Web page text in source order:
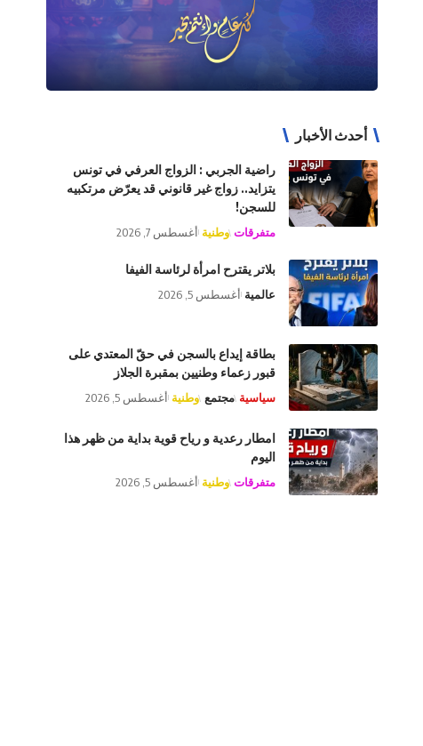
أحدث الأخبار
راضية الجربي : الزواج العرفي في تونس
يتزايد.. زواج غير قانوني قد يعرّض مرتكبيه
للسجن!
متفرقات وطنية أغسطس 7, 2026
بلاتر يقترح امرأة لرئاسة الفيفا
عالمية أغسطس 5, 2026
بطاقة إيداع بالسجن في حقّ المعتدي على
قبور زعماء وطنيين بمقبرة الجلاز
سياسية مجتمع وطنية أغسطس 5, 2026
امطار رعدية و رياح قوية بداية من ظهر هذا
اليوم
متفرقات وطنية أغسطس 5, 2026